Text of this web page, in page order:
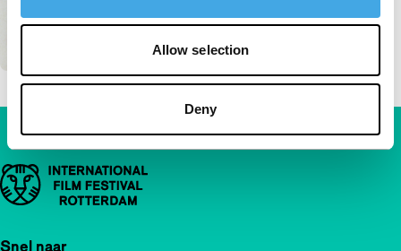
Allow selection
Deny
Belangrijke links
Snel naar